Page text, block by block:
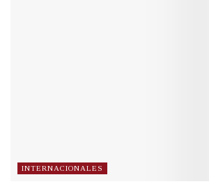
INTERNACIONALES